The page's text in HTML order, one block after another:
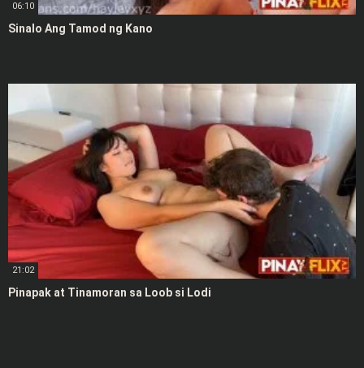
06:10
Sinalo Ang Tamod ng Kano
21:02
Pinapak at Tinamoran sa Loob si Lodi